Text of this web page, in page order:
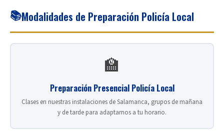
📚Modalidades de Preparación Policía Local
🏫
Preparación Presencial Policía Local
Clases en nuestras instalaciones de Salamanca, grupos de mañana
y de tarde para adaptarnos a tu horario.